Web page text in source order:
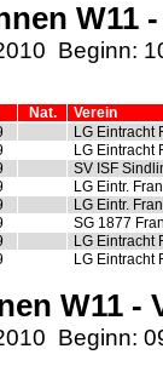
W11
Beginn:
Nat.
Verein
LG Eintracht
LG Eintracht
SV ISF
LG Eintr.
LG Eintr.
SG 1877
LG Eintracht
LG Eintracht
W11 -
Beginn: